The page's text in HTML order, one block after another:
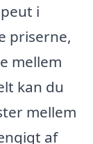
i
priserne,
mellem
kan du
mellem
af